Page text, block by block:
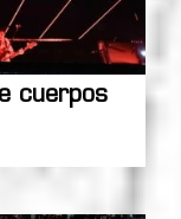
cuerpos